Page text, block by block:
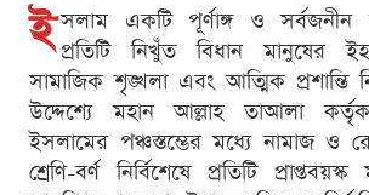
ই সলাম একটি পূর্ণাঙ্গ ও সর্বজনীন
প্রতিটি নিখুঁত বিধান মানুষের
সামাজিক শৃঙ্খলা এবং আত্মিক প্রশান্তি
উদ্দেশ্যে মহান আল্লাহ তাআলা
ইসলামের পঞ্চস্তম্ভের মধ্যে নামাজ ও
শ্রেণি-বর্ণ নির্বিশেষে প্রতিটি